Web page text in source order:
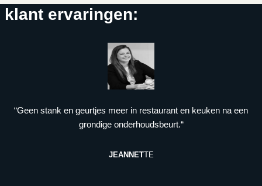
klant ervaringen:
“Geen stank en geurtjes meer in restaurant en keuken na een
grondige onderhoudsbeurt.“
JEANNETTE